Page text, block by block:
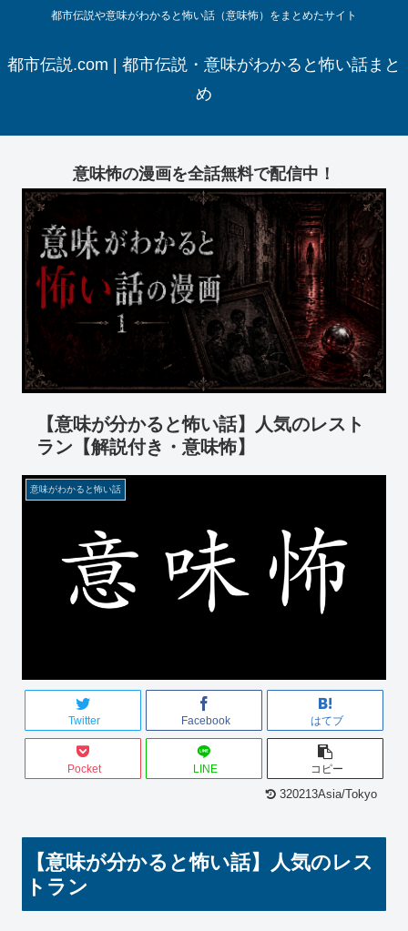
都市伝説や意味がわかると怖い話（意味怖）をまとめたサイト
都市伝説.com | 都市伝説・意味がわかると怖い話まと
め
意味怖の漫画を全話無料で配信中！
【意味が分かると怖い話】人気のレスト
ラン【解説付き・意味怖】
意味がわかると怖い話
Twitter Facebook はてブ
Pocket LINE コピー
320213Asia/Tokyo
【意味が分かると怖い話】人気のレス
トラン